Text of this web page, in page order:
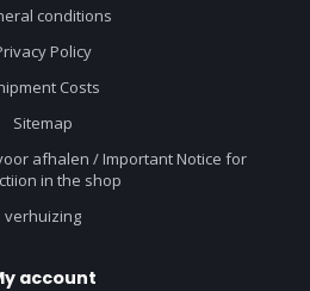
conditions
Policy
Costs
Sitemap
afhalen / Important Notice for
in the shop
verhuizing
account